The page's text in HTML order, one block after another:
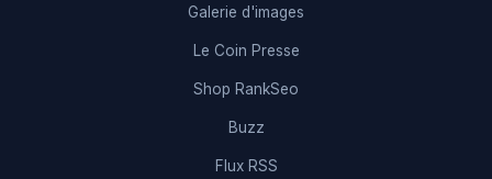
Galerie d'images
Le Coin Presse
Shop RankSeo
Buzz
Flux RSS